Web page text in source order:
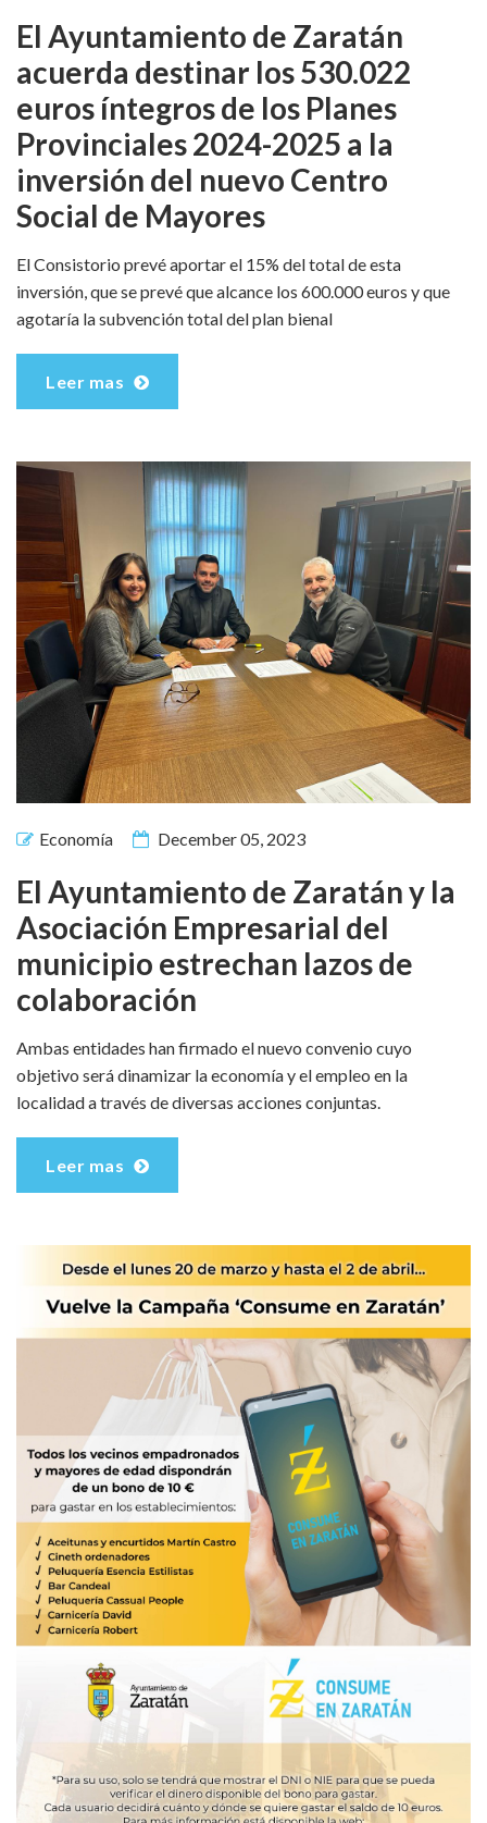
El Ayuntamiento de Zaratán
acuerda destinar los 530.022
euros íntegros de los Planes
Provinciales 2024-2025 a la
inversión del nuevo Centro
Social de Mayores
El Consistorio prevé aportar el 15% del total de esta
inversión, que se prevé que alcance los 600.000 euros y que
agotaría la subvención total del plan bienal
Leer mas
Economía December 05, 2023
El Ayuntamiento de Zaratán y la
Asociación Empresarial del
municipio estrechan lazos de
colaboración
Ambas entidades han firmado el nuevo convenio cuyo
objetivo será dinamizar la economía y el empleo en la
localidad a través de diversas acciones conjuntas.
Leer mas